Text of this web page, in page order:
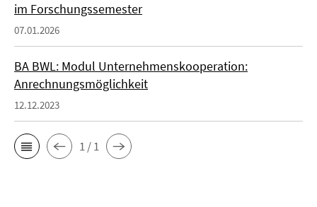
im Forschungssemester
07.01.2026
BA BWL: Modul Unternehmenskooperation:
Anrechnungsmöglichkeit
12.12.2023
1 / 1